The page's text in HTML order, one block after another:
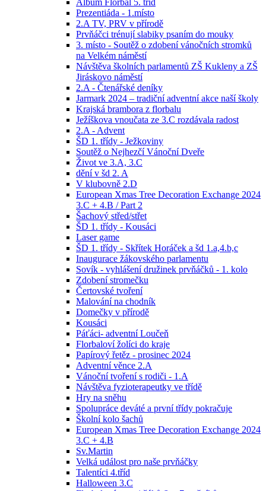
Album Florbal 5. tříd
Prezentiáda - 1.místo
2.A TV, PRV v přírodě
Prvňáčci trénují slabiky psaním do mouky
3. místo - Soutěž o zdobení vánočních stromků
na Velkém náměstí
Návštěva školních parlamentů ZŠ Kukleny a ZŠ
Jiráskovo náměstí
2.A - Čtenářské deníky
Jarmark 2024 – tradiční adventní akce naší školy
Krajská brambora z florbalu
Ježíškova vnoučata ze 3.C rozdávala radost
2.A - Advent
ŠD 1. třídy - Ježkoviny
Soutěž o Nejhezčí Vánoční Dveře
Život ve 3.A, 3.C
dění v šd 2. A
V klubovně 2.D
European Xmas Tree Decoration Exchange 2024
3.C + 4.B / Part 2
Šachový střed/střet
ŠD 1. třídy - Kousáci
Laser game
ŠD 1. třídy - Skřítek Horáček a šd 1.a,4.b,c
Inaugurace žákovského parlamentu
Sovík - vyhlášení družinek prvňáčků - 1. kolo
Zdobení stromečku
Čertovské tvoření
Malování na chodník
Domečky v přírodě
Kousáci
Páťáci- adventní Loučeň
Florbaloví žolíci do kraje
Papírový řetěz - prosinec 2024
Adventní věnce 2.A
Vánoční tvoření s rodiči - 1.A
Návštěva fyzioterapeutky ve třídě
Hry na sněhu
Spolupráce deváté a první třídy pokračuje
Školní kolo šachů
European Xmas Tree Decoration Exchange 2024
3.C + 4.B
Sv.Martin
Velká událost pro naše prvňáčky
Talentíci 4.tříd
Halloween 3.C